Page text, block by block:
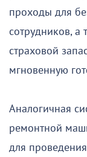
проходы для
сотрудников, а
страховой
мгновенную
Аналогичная
ремонтной
для